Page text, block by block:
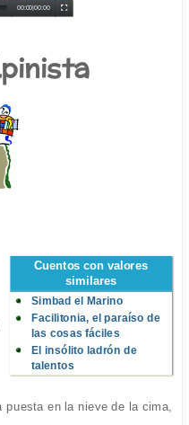
00:00|00:00
Cuentos con valores
similares
Simbad el Marino
Facilitonia, el paraíso de
las cosas fáciles
El insólito ladrón de
talentos
puesta en la nieve de la cima,